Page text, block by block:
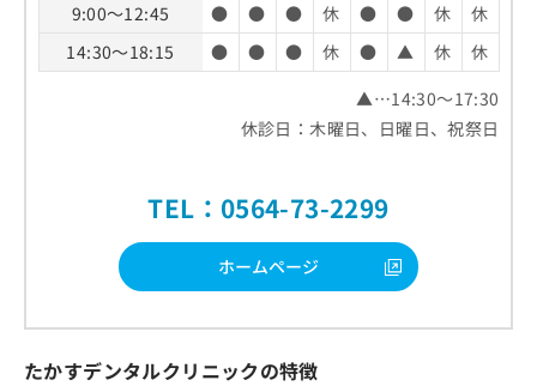
9:00～12:45
● ● ● 休 ● ● 休
休
14:30～18:15
● ● ● 休 ● ▲ 休
休
▲…14:30～17:30
休診日：木曜日、日曜日、祝祭日
TEL：0564-73-2299
ホームページ
たかすデンタルクリニックの特徴